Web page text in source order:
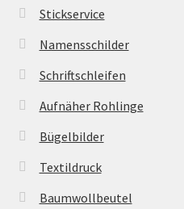
Stickservice
Namensschilder
Schriftschleifen
Aufnäher Rohlinge
Bügelbilder
Textildruck
Baumwollbeutel